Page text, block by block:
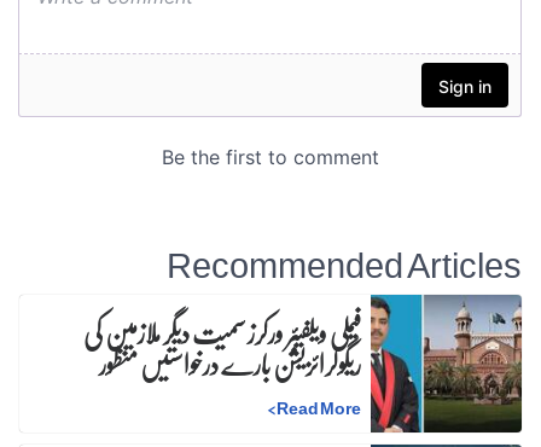
Recommended Articles
فیملی ویلفیئر ورکرز سمیت دیگر ملازمین کی
ریگولرائزیشن بارے درخواستیں منظور
Read More
>